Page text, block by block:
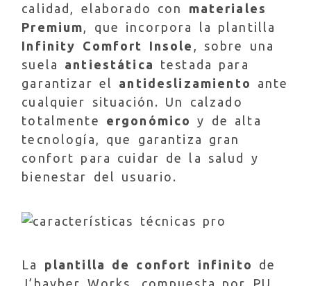
calidad, elaborado con materiales
Premium
, que incorpora la plantilla
Infinity Comfort Insole
, sobre una
suela antiestática
testada para
garantizar el antideslizamiento
ante
cualquier situación. Un calzado
totalmente ergonómico y de alta
tecnología, que garantiza gran
confort para cuidar de la salud y
bienestar del usuario.
La plantilla de confort infinito
de